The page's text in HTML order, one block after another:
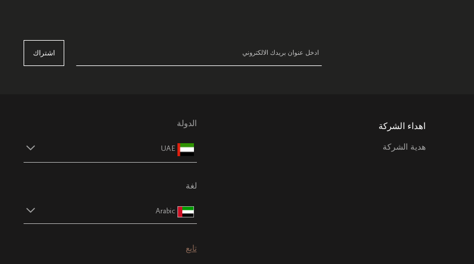
اشتراك
اهداء الشركة
هدية الشركة
الدولة
UAE
لغة
Arabic
تابع